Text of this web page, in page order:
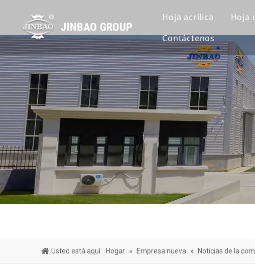
Hoja acrílica
Hoja de acrílico
Hoja de acrílico
Hoja de acrílico de
Extruir lámina
Hoja de acrílico
Hoja de acrílico
Hoja de acrílico de
Hoja acrílica súper
Hoja
Contáctenos
Usted está aquí: Hogar » Empresa nueva » Noticias de la